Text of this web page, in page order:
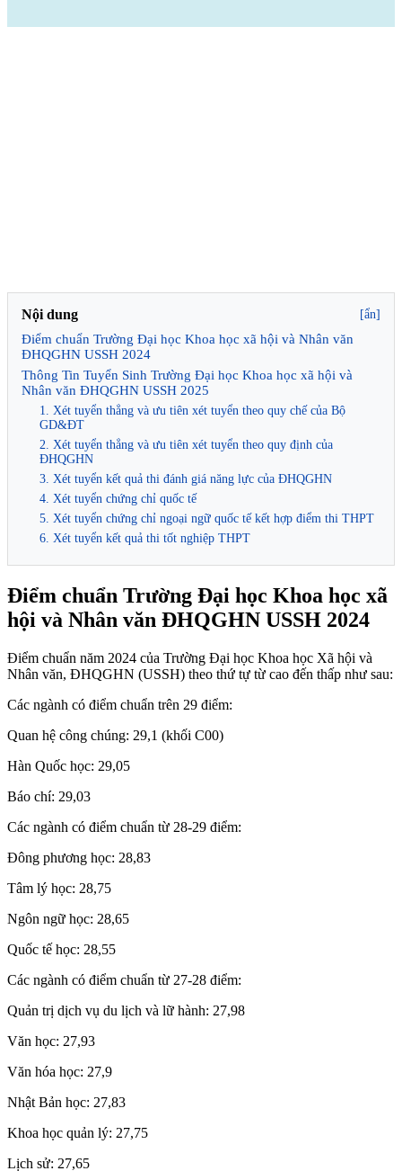
Nội dung [ẩn]
Điểm chuẩn Trường Đại học Khoa học xã hội và Nhân văn
ĐHQGHN USSH 2024
Thông Tin Tuyển Sinh Trường Đại học Khoa học xã hội và
Nhân văn ĐHQGHN USSH 2025
1. Xét tuyển thẳng và ưu tiên xét tuyển theo quy chế của Bộ
GD&ĐT
2. Xét tuyển thẳng và ưu tiên xét tuyển theo quy định của
ĐHQGHN
3. Xét tuyển kết quả thi đánh giá năng lực của ĐHQGHN
4. Xét tuyển chứng chỉ quốc tế
5. Xét tuyển chứng chỉ ngoại ngữ quốc tế kết hợp điểm thi THPT
6. Xét tuyển kết quả thi tốt nghiệp THPT
Điểm chuẩn Trường Đại học Khoa học xã
hội và Nhân văn ĐHQGHN USSH 2024
Điểm chuẩn năm 2024 của Trường Đại học Khoa học Xã hội và
Nhân văn, ĐHQGHN (USSH) theo thứ tự từ cao đến thấp như sau:
Các ngành có điểm chuẩn trên 29 điểm:
Quan hệ công chúng: 29,1 (khối C00)
Hàn Quốc học: 29,05
Báo chí: 29,03
Các ngành có điểm chuẩn từ 28-29 điểm:
Đông phương học: 28,83
Tâm lý học: 28,75
Ngôn ngữ học: 28,65
Quốc tế học: 28,55
Các ngành có điểm chuẩn từ 27-28 điểm:
Quản trị dịch vụ du lịch và lữ hành: 27,98
Văn học: 27,93
Văn hóa học: 27,9
Nhật Bản học: 27,83
Khoa học quản lý: 27,75
Lịch sử: 27,65